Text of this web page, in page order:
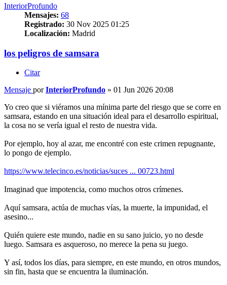
InteriorProfundo
Mensajes: 68
Registrado: 30 Nov 2025 01:25
Localización: Madrid
los peligros de samsara
Citar
Mensaje porInteriorProfundo » 01 Jun 2026 20:08
Yo creo que si viéramos una mínima parte del riesgo que se corre en
samsara, estando en una situación ideal para el desarrollo espiritual,
la cosa no se vería igual el resto de nuestra vida.
Por ejemplo, hoy al azar, me encontré con este crimen repugnante,
lo pongo de ejemplo.
https://www.telecinco.es/noticias/suces ... 00723.html
Imaginad que impotencia, como muchos otros crímenes.
Aquí samsara, actúa de muchas vías, la muerte, la impunidad, el
asesino...
Quién quiere este mundo, nadie en su sano juicio, yo no desde
luego. Samsara es asqueroso, no merece la pena su juego.
Y así, todos los días, para siempre, en este mundo, en otros mundos,
sin fin, hasta que se encuentra la iluminación.